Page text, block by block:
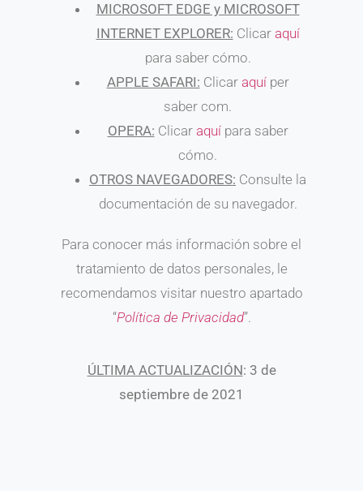
MICROSOFT EDGE y MICROSOFT
INTERNET EXPLORER: Clicar aquí
para saber cómo.
APPLE SAFARI: Clicar aquíper
saber com.
OPERA: Clicar aquípara saber
cómo.
OTROS NAVEGADORES: Consulte la
documentación de su navegador.
Para conocer más información sobre el
tratamiento de datos personales, le
recomendamos visitar nuestro apartado
“Política de Privacidad”.
ÚLTIMA ACTUALIZACIÓN: 3 de
septiembre de 2021